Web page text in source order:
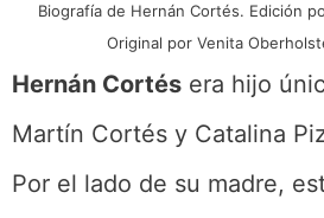
Biografía de Hernán Cortés. Edición
Original por Venita
Hernán Cortés era hijo
Martín Cortés y Catalina
Por el lado de su madre,